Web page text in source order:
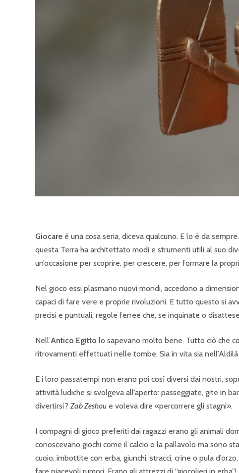
Giocare è una cosa seria, diceva qualcuno. E lo è da
questa Terra ha architettato modi e strumenti utili al suo
un’occasione per scoprire, per crescere, per formare la
Nel gioco essi plasmano nuovi mondi, accedono a
capaci di fare vere e proprie rivoluzioni. E tutto questo si
precisi e puntuali, regole ferree che, se inquinate o
Nell’Antico Egitto lo sapevano molto bene. Tutto ciò che
ritrovamenti effettuati nelle tombe. Sia in vita sia
E i loro passatempi non erano poi così diversi dai nostri,
attività ludiche si svolgeva all’aperto: passeggiate, gite in
divertirsi?Zab Zeshou e voleva dire «percorrere gli stagni».
I compagni di gioco preferiti dai ragazzi erano gli animali
conoscevano giochi come il calcio o la pallavolo ma sono
cuoio, imbottite con erba, giunchi, stracci, crine o pula